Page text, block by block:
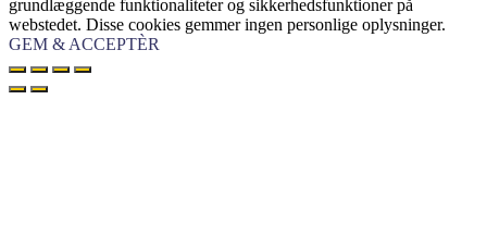
grundlæggende funktionaliteter og sikkerhedsfunktioner på
webstedet. Disse cookies gemmer ingen personlige oplysninger.
GEM & ACCEPTÈR